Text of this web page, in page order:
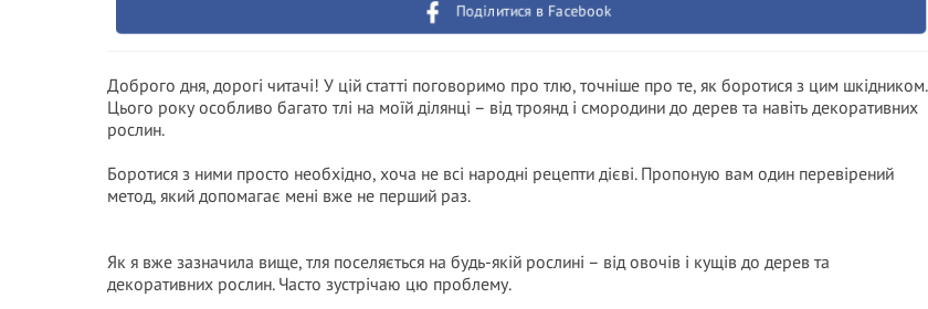
Поділитися в Facebook
Доброго дня, дорогі читачі! У цій статті поговоримо про тлю, точніше про те, як боротися з цим шкідником.
Цього року особливо багато тлі на моїй ділянці – від троянд і смородини до дерев та навіть декоративних
рослин.
Боротися з ними просто необхідно, хоча не всі народні рецепти дієві. Пропоную вам один перевірений
метод, який допомагає мені вже не перший раз.
Як я вже зазначила вище, тля поселяється на будь-якій рослині – від овочів і кущів до дерев та
декоративних рослин. Часто зустрічаю цю проблему.